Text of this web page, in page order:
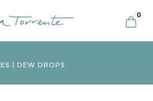
0
| DEW DROPS